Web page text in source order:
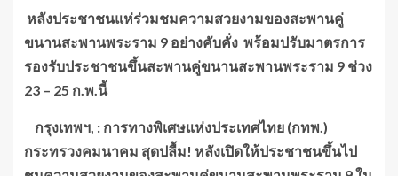
หลังประชาชนแห่ร่วมชมความสวยงามของสะพานคู่
ขนานสะพานพระราม 9 อย่างคับคั่ง พร้อมปรับมาตรการ
รองรับประชาชนขึ้นสะพานคู่ขนานสะพานพระราม 9 ช่วง
23 – 25 ก.พ.นี้
กรุงเทพฯ , : การทางพิเศษแห่งประเทศไทย (กทพ.)
กระทรวงคมนาคม สุดปลื้ม! หลังเปิดให้ประชาชนขึ้นไป